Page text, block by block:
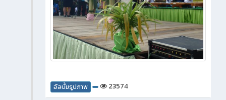
อัลบั้มรูปภาพ 23574